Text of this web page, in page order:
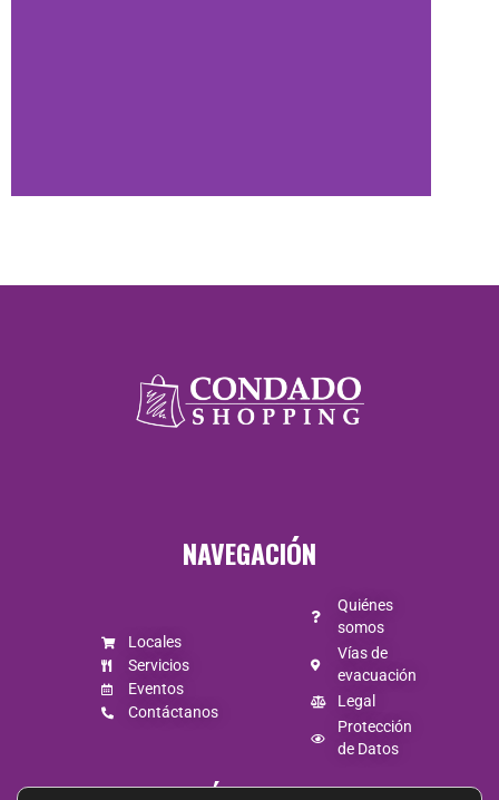
Todos los días
de 9:30 a
NAVEGACIÓN
Locales
Servicios
Eventos
Contáctanos
Quiénes
somos
Vías de
evacuación
Legal
Protección
de Datos